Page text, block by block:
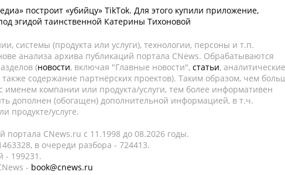
построит «убийцу» TikTok. Для этого купили приложение,
эгидой таинственной Катерины Тихоновой
системы (продукта или услуги), технологии, персоны и т.п.
анализа архива публикаций портала CNews. Обрабатываются
(новости, включая "Главные новости", статьи, аналитические
содержание партнёрских проектов). Таким образом, чем
именем компании или продукта/услуги, тем более информативен
дополнен (обогащен) дополнительной информацией, в т.ч.
продукте/услуге.
портала CNews.ru c 11.1998 до 08.2026 годы.
в очереди разбора - 724413.
- 199231.
- book@cnews.ru